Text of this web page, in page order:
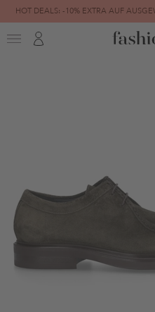
HOT DEALS: -10% EXTRA AUF
FINAL SALE | BIS